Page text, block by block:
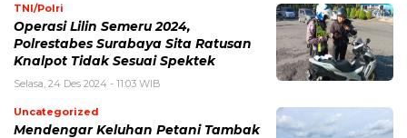
TNI/Polri
Operasi Lilin Semeru 2024,
Polrestabes Surabaya Sita Ratusan
Knalpot Tidak Sesuai Spektek
Selasa, 24 Des 2024 - 11:03 WIB
Uncategorized
Mendengar Keluhan Petani Tambak